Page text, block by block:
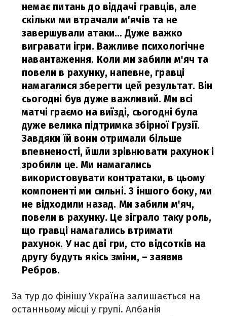
немає питань до віддачі гравців, але
скільки ми втрачали м'ячів та не
завершували атаки… Дуже важко
вигравати ігри. Важливе психологічне
навантаження. Коли ми забили м'яч та
повели в рахунку, напевне, гравці
намагалися зберегти цей результат. Він
сьогодні був дуже важливий. Ми всі
матчі граємо на виїзді, сьогодні була
дуже велика підтримка збірної Грузії.
Завдяки їй вони отримали більше
впевненості, йшли зрівнювати рахунок і
зробили це. Ми намагались
використовувати контратаки, в цьому
компоненті ми сильні. З іншого боку, ми
не відходили назад. Ми забили м'яч,
повели в рахунку. Це зіграло таку роль,
що гравці намагались втримати
рахунок. У нас дві гри, сто відсотків на
другу будуть якісь зміни, – заявив
Ребров.
За тур до фінішу Україна залишається на
останньому місці у групі. Албанія